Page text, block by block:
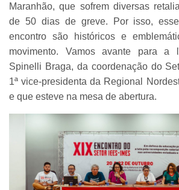
Maranhão, que sofrem diversas
de 50 dias de greve. Por isso,
encontro são históricos e
movimento. Vamos avante para a
Spinelli Braga, da coordenação do
1ª vice-presidenta da Regional
e que esteve na mesa de abertura.